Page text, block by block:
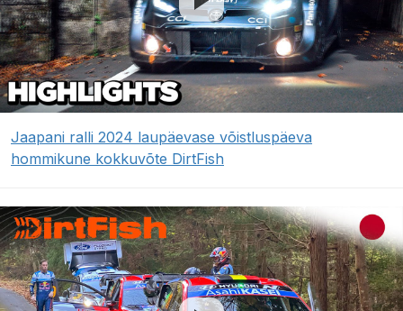
Jaapani ralli 2024 laupäevase võistluspäeva
hommikune kokkuvõte DirtFish